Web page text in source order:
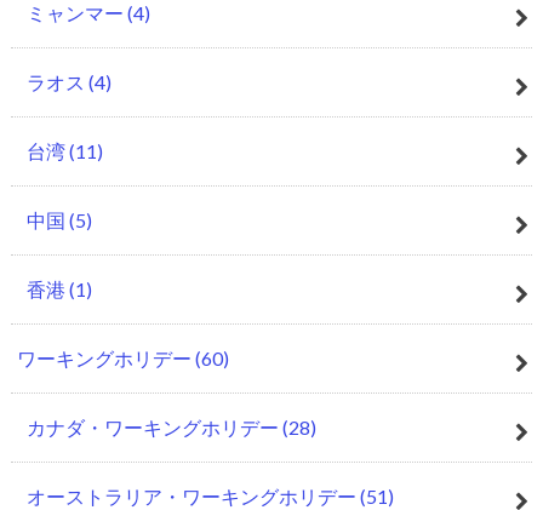
ミャンマー (4)
ラオス (4)
台湾(11)
中国 (5)
香港 (1)
ワーキングホリデー (60)
カナダ・ワーキングホリデー (28)
オーストラリア・ワーキングホリデー (51)